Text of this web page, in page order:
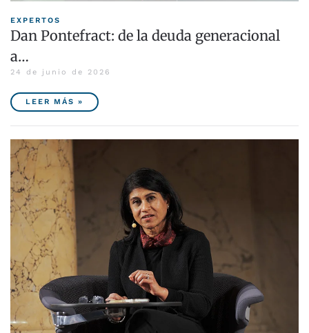
EXPERTOS
Dan Pontefract: de la deuda generacional
a…
24 de junio de 2026
LEER MÁS »